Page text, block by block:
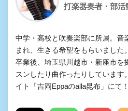
打楽器奏者・部
中学・高校と吹奏楽部に所属。音
まれ、生きる希望をもらいました
卒業後、埼玉県川越市・新座市を
スンしたり曲作ったりしています
イト「吉岡Eppaのalla昆布」にて！